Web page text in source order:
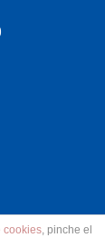
cookies, pinche el